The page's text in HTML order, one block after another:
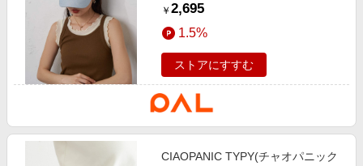
ップ サックスブルー
￥ 2,695
1.5%
ストアにすすむ
CIAOPANIC TYPY(チャオパニック